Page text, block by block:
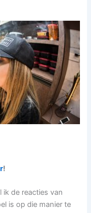
!
ik de reacties van
is op die manier te